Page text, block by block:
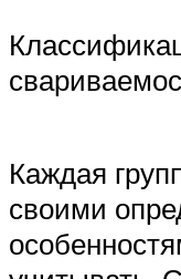
Каждая
своими